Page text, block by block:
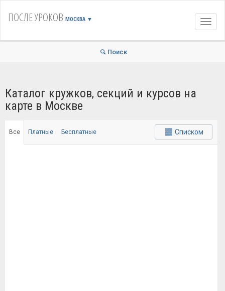
ПОСЛЕ УРОКОВ МОСКВА ▼
Поиск
Каталог кружков, секций и курсов на
карте в Москве
Все Платные Бесплатные Списком